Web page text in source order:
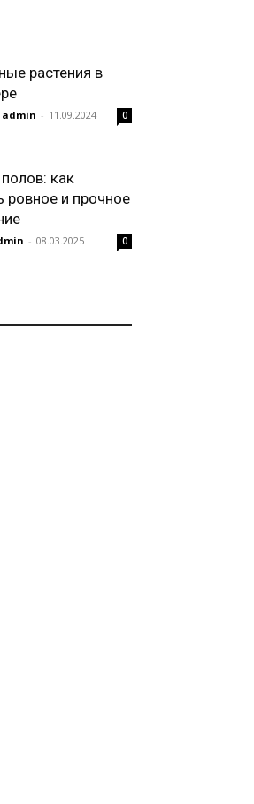
растения в
admin - 11.09.2024 0
как
ровное и прочное
- 08.03.2025 0